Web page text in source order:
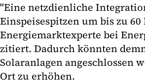
"Eine netzdienliche
Einspeisespitzen um bis zu
Energiemarktexperte bei
zitiert. Dadurch könnten
Solaranlagen angeschlossen
Ort zu erhöhen.